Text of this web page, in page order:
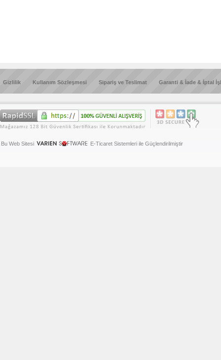
Gizlilik Kullanım Sözleşmesi Sipariş ve Teslimat Garanti & İade & İptal
Bu Web Sitesi E-Ticaret Sistemleri ile Güçlendirilmiştir